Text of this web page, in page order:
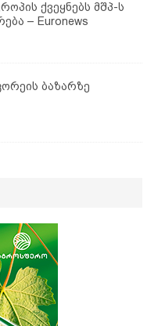
ქვეყნებს მშპ-ს
– Euronews
ბაზარზე